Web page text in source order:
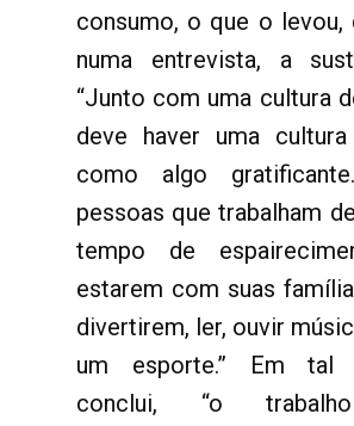
consumo, o que o levou,
numa entrevista, a
“Junto com uma cultura
deve haver uma
como algo
pessoas que trabalham
tempo de
estarem com suas
divertirem, ler, ouvir
um esporte.” Em tal
conclui, “o